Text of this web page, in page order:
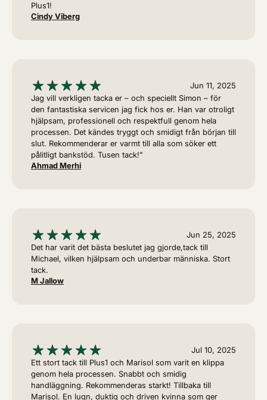
Plus1!
Cindy Viberg
Jun 11, 2025
Jag vill verkligen tacka er – och speciellt Simon – för
den fantastiska servicen jag fick hos er. Han var otroligt
hjälpsam, professionell och respektfull genom hela
processen. Det kändes tryggt och smidigt från början till
slut. Rekommenderar er varmt till alla som söker ett
pålitligt bankstöd. Tusen tack!”
Ahmad Merhi
Jun 25, 2025
Det har varit det bästa beslutet jag gjorde,tack till
Michael, vilken hjälpsam och underbar människa. Stort
tack.
M Jallow
Jul 10, 2025
Ett stort tack till Plus1 och Marisol som varit en klippa
genom hela processen. Snabbt och smidig
handläggning. Rekommenderas starkt! Tillbaka till
Marisol. En lugn, duktig och driven kvinna som ger